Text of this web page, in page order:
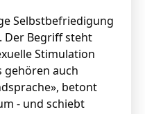
Selbstbefriedigung
Der Begriff steht
Stimulation
gehören auch
betont
- und schiebt